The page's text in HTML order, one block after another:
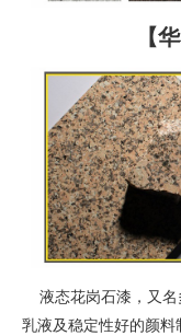
【
液态花岗石漆，又名
乳液及稳定性好的颜